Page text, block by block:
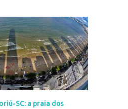
SC: a praia dos